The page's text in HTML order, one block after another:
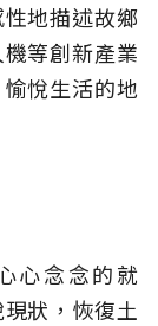
地描述故鄉
等創新產業
悅生活的地
心念念的就
狀，恢復土